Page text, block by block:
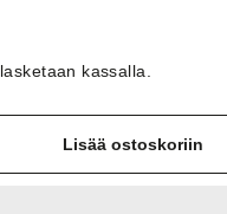
lasketaan kassalla.
Lisää ostoskoriin